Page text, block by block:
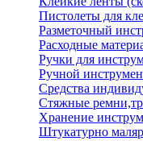
Пистолеты для
Разметочный
Расходные
Ручки для
Ручной
Средства
Стяжные
Хранение
Штукатурно